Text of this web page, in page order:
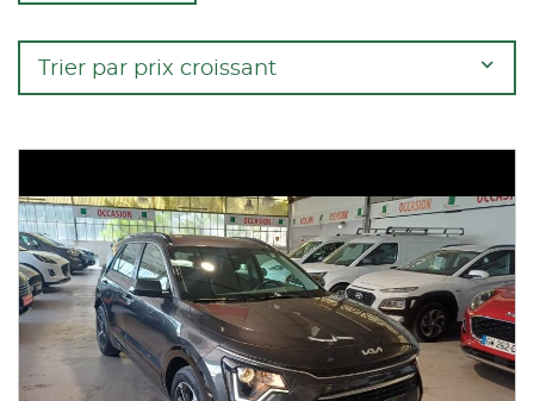
Trier par prix croissant